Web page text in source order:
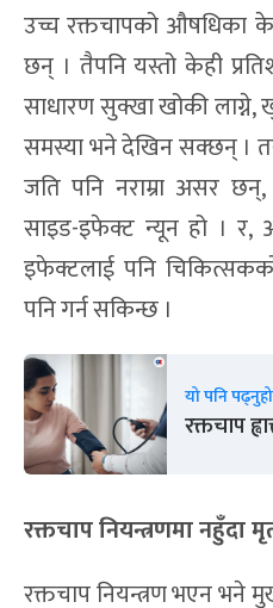
उच्च रक्तचापको औषधिका
छन् । तैपनि यस्तो केही
साधारण सुक्खा खोकी लाग्ने,
समस्या भने देखिन सक्छन् ।
जति पनि नराम्रा असर
साइड-इफेक्ट न्यून हो । र,
इफेक्टलाई पनि
पनि गर्न सकिन्छ ।
यो पनि
रक्तचाप
रक्तचाप नियन्त्रणमा
रक्तचाप नियन्त्रण भएन भने